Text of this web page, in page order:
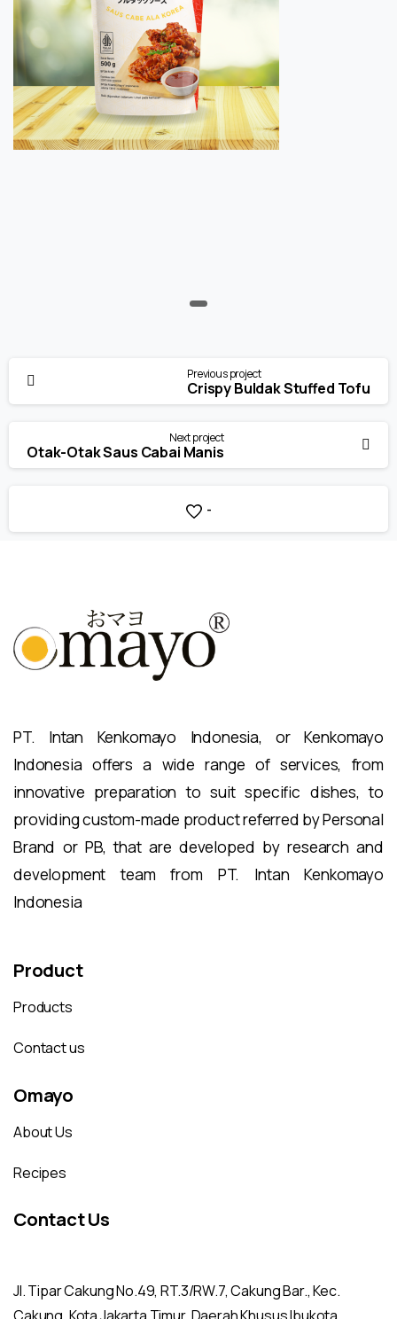
Reading
Previous project
Crispy Buldak Stuffed Tofu
Next project
Otak-Otak Saus Cabai Manis
-
PT. Intan Kenkomayo Indonesia, or Kenkomayo
Indonesia offers a wide range of services, from
innovative preparation to suit specific dishes, to
providing custom-made product referred by Personal
Brand or PB, that are developed by research and
development team from PT. Intan Kenkomayo
Indonesia
Product
Products
Contact us
Omayo
About Us
Recipes
Contact Us
Jl. Tipar Cakung No.49, RT.3/RW.7, Cakung Bar., Kec.